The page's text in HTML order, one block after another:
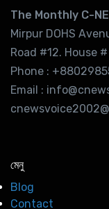
The Monthly C-
Mirpur DOHS
Road #12. House
Phone :
Email :
মেনু
Blog
Contact